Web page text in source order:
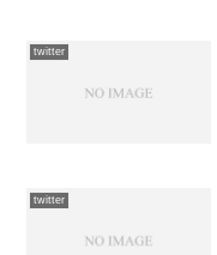
twitter
twitter